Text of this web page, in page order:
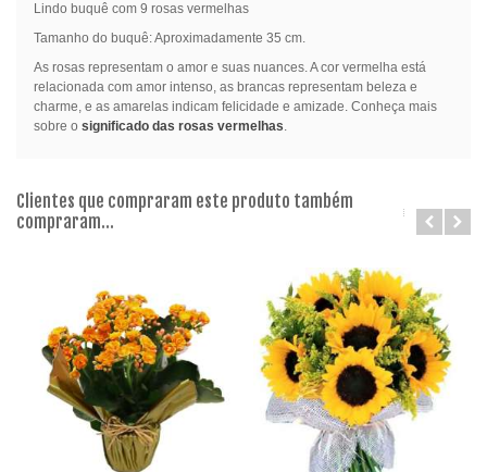
Lindo buquê com 9 rosas vermelhas
Tamanho do buquê: Aproximadamente 35 cm.
As rosas representam o amor e suas nuances. A cor vermelha está
relacionada com amor intenso, as brancas representam beleza e
charme, e as amarelas indicam felicidade e amizade. Conheça mais
sobre o significado das rosas vermelhas.
Clientes que compraram este produto também
compraram...